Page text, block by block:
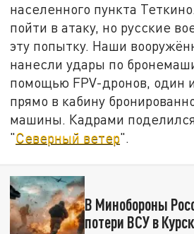
населенного пункта
пойти в атаку, но русские
эту попытку. Наши
нанесли удары по
помощью FPV-дронов, один
прямо в кабину
машины. Кадрами
"Северный ветер".
В Минобороны
потери ВСУ в